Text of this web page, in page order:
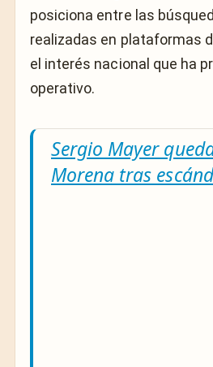
posiciona entre las
realizadas en plataformas
el interés nacional que ha
operativo.
Sergio Mayer
Morena tras